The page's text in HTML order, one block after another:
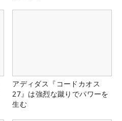
アディダス『コードカオス
27』は強烈な蹴りでパワーを
生む